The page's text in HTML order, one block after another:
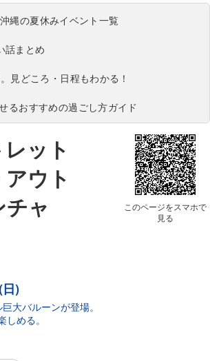
縄の夏休みイベント一覧
話まとめ
見どころ・日程もわかる！
るおすすめの過ごし方ガイド
ット
ウト
ャ
このページをスマホで
見る
)
大バルーンが登場。
める。